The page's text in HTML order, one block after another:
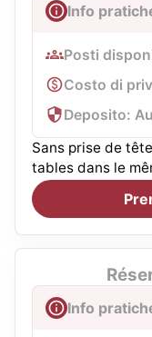
Info
Posti
Costo di
Deposito:
Sans prise de
tables dans le
Info